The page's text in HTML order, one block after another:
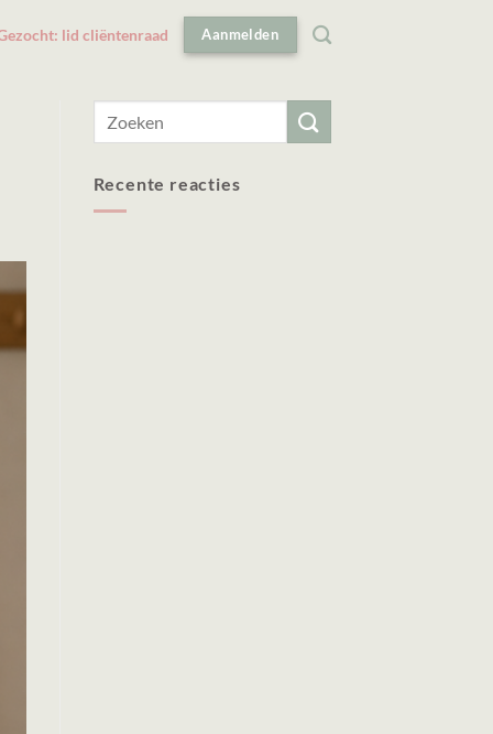
lid cliëntenraad Aanmelden
Recente reacties